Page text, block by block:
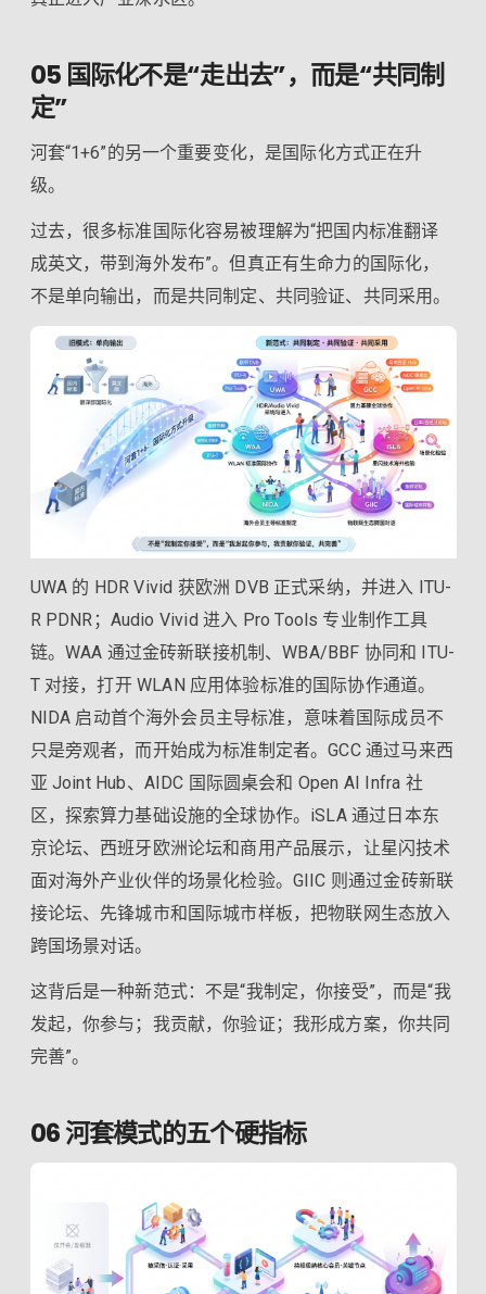
05 国际化不是“走出去”，而是“共同制
定”
河套“1+6”的另一个重要变化，是国际化方式正在升
级。
过去，很多标准国际化容易被理解为“把国内标准翻译
成英文，带到海外发布”。但真正有生命力的国际化，
不是单向输出，而是共同制定、共同验证、共同采用。
UWA 的 HDR Vivid 获欧洲 DVB 正式采纳，并进入 ITU-
R PDNR；Audio Vivid 进入 Pro Tools 专业制作工具
链。WAA 通过金砖新联接机制、WBA/BBF 协同和 ITU-
T 对接，打开 WLAN 应用体验标准的国际协作通道。
NIDA 启动首个海外会员主导标准，意味着国际成员不
只是旁观者，而开始成为标准制定者。GCC 通过马来西
亚 Joint Hub、AIDC 国际圆桌会和 Open AI Infra 社
区，探索算力基础设施的全球协作。iSLA 通过日本东
京论坛、西班牙欧洲论坛和商用产品展示，让星闪技术
面对海外产业伙伴的场景化检验。GIIC 则通过金砖新联
接论坛、先锋城市和国际城市样板，把物联网生态放入
跨国场景对话。
这背后是一种新范式：不是“我制定，你接受”，而是“我
发起，你参与；我贡献，你验证；我形成方案，你共同
完善”。
06 河套模式的五个硬指标